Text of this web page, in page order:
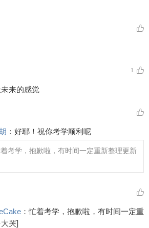
1
来的感觉
： 好耶！祝你考学顺利呢
考学，抱歉啦，有时间一定重新整理更新
：忙着考学，抱歉啦，有时间一定重
哭]